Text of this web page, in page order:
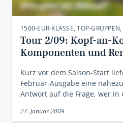
1500-EUR-KLASSE, TOP-
Tour 2/09: Kopf-an-
Komponenten und
Kurz vor dem Saison-Start
Februar-Ausgabe eine
Antwort auf die Frage, wer in
27. Januar 2009